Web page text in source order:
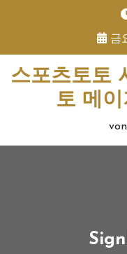
금
스포츠토토
토 메